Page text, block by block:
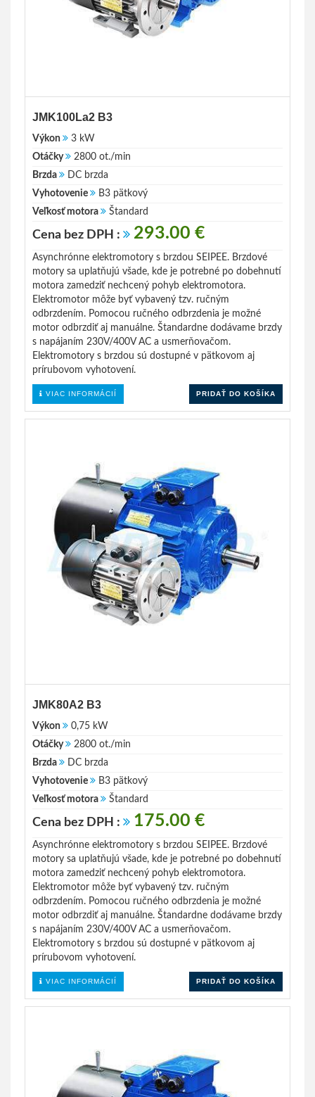
JMK100La2 B3
Výkon
3 kW
Otáčky
2800 ot./min
Brzda
DC brzda
Vyhotovenie
B3 pätkový
Veľkosť motora
Štandard
Cena bez DPH : 293.00 €
Asynchrónne elektromotory s brzdou SEIPEE. Brzdové
motory sa uplatňujú všade, kde je potrebné po dobehnutí
motora zamedziť nechcený pohyb elektromotora.
Elektromotor môže byť vybavený tzv. ručným
odbrzdením. Pomocou ručného odbrzdenia je možné
motor odbrzdiť aj manuálne. Štandardne dodávame brzdy
s napájaním 230V/400V AC a usmerňovačom.
Elektromotory s brzdou sú dostupné v pätkovom aj
prírubovom vyhotovení.
VIAC INFORMÁCIÍ PRIDAŤ DO KOŠÍKA
JMK80A2 B3
Výkon
0,75 kW
Otáčky
2800 ot./min
Brzda
DC brzda
Vyhotovenie
B3 pätkový
Veľkosť motora
Štandard
Cena bez DPH : 175.00 €
Asynchrónne elektromotory s brzdou SEIPEE. Brzdové
motory sa uplatňujú všade, kde je potrebné po dobehnutí
motora zamedziť nechcený pohyb elektromotora.
Elektromotor môže byť vybavený tzv. ručným
odbrzdením. Pomocou ručného odbrzdenia je možné
motor odbrzdiť aj manuálne. Štandardne dodávame brzdy
s napájaním 230V/400V AC a usmerňovačom.
Elektromotory s brzdou sú dostupné v pätkovom aj
prírubovom vyhotovení.
VIAC INFORMÁCIÍ PRIDAŤ DO KOŠÍKA